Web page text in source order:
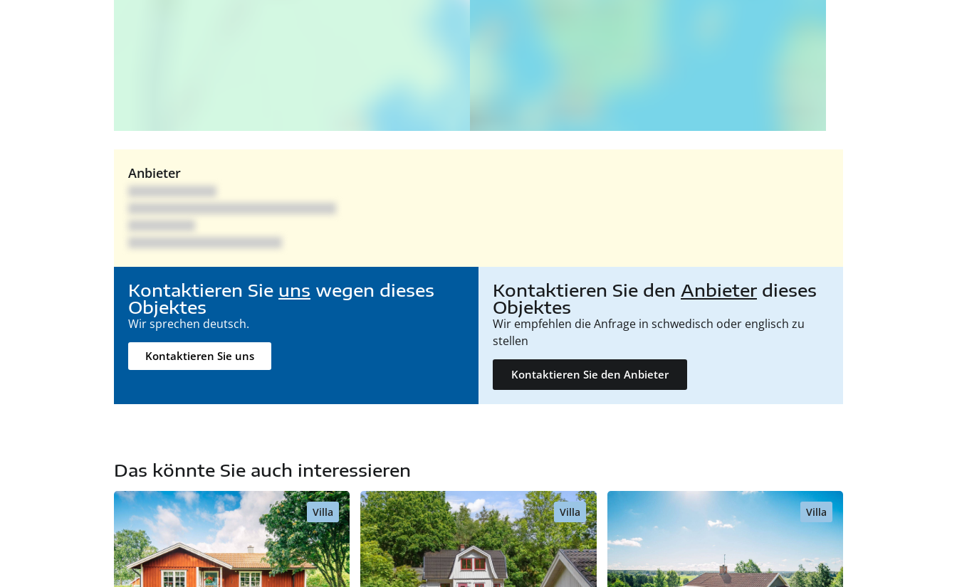
Anbieter
Kontaktieren Sie uns wegen dieses
Objektes
Wir sprechen deutsch.
Kontaktieren Sie uns
Kontaktieren Sie den Anbieter dieses
Objektes
Wir empfehlen die Anfrage in schwedisch oder englisch zu
stellen
Kontaktieren Sie den Anbieter
Das könnte Sie auch interessieren
Villa Villa Villa